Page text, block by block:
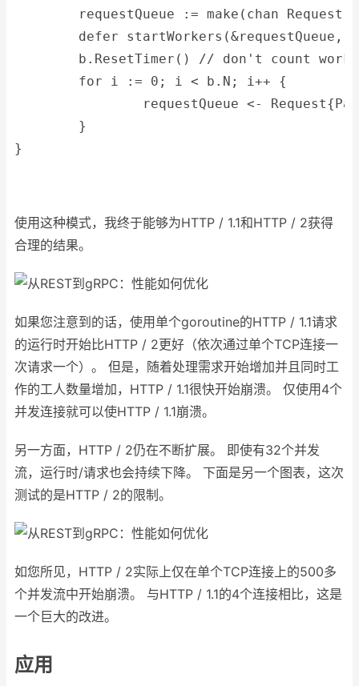
	requestQueue := make(chan Request)
defer startWorkers(&requestQueue,
b.ResetTimer() // don't count
	for i := 0; i < b.N; i++ {
requestQueue <-
	}
}
使用这种模式，我终于能够为HTTP / 1.1和HTTP / 2获得
合理的结果。
如果您注意到的话，使用单个goroutine的HTTP / 1.1请求
的运行时开始比HTTP / 2更好（依次通过单个TCP连接一
次请求一个）。 但是，随着处理需求开始增加并且同时工
作的工人数量增加，HTTP / 1.1很快开始崩溃。 仅使用4个
并发连接就可以使HTTP / 1.1崩溃。
另一方面，HTTP / 2仍在不断扩展。 即使有32个并发
流，运行时/请求也会持续下降。 下面是另一个图表，这次
测试的是HTTP / 2的限制。
如您所见，HTTP / 2实际上仅在单个TCP连接上的500多
个并发流中开始崩溃。 与HTTP / 1.1的4个连接相比，这是
一个巨大的改进。
应用